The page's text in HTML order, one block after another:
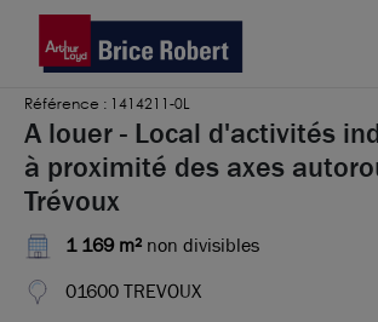
Référence : 1414211-0L
A louer - Local d'activités
à proximité des axes
Trévoux
1 169 m² non divisibles
01600 TREVOUX